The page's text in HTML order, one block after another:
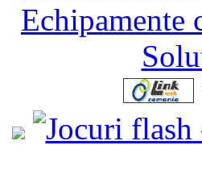
Echipamente